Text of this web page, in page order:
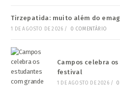
Tirzepatida: muito além do
1 DE AGOSTO DE 2026 / 0 COMENTÁRIO
Campos celebra
festival
1 DE AGOSTO DE 2026 / 0